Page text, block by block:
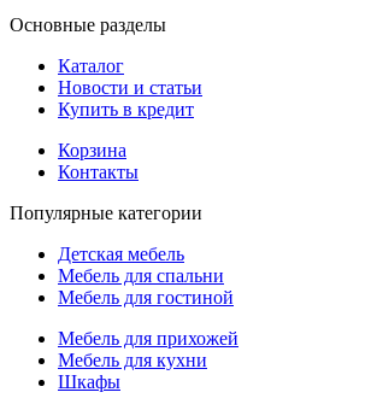
Основные разделы
Каталог
Новости и статьи
Купить в кредит
Корзина
Контакты
Популярные категории
Детская мебель
Мебель для спальни
Мебель для гостиной
Мебель для прихожей
Мебель для кухни
Шкафы